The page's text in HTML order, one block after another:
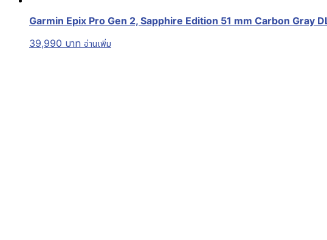
Garmin Epix Pro Gen 2, Sapphire Edition 51 mm Carbon Gray
39,990 บาท อ่านเพิ่ม